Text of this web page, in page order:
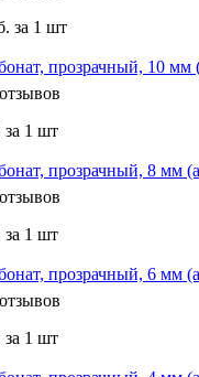
за 1 шт
прозрачный, 10 мм
за 1 шт
прозрачный, 8 мм
за 1 шт
прозрачный, 6 мм
за 1 шт